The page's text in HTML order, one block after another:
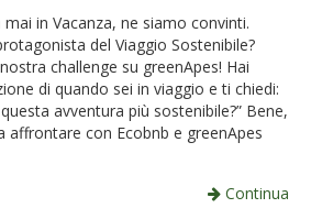
in Vacanza, ne siamo convinti.
del Viaggio Sostenibile?
challenge su greenApes! Hai
di quando sei in viaggio e ti chiedi:
avventura più sostenibile?” Bene,
affrontare con Ecobnb e greenApes
Continua